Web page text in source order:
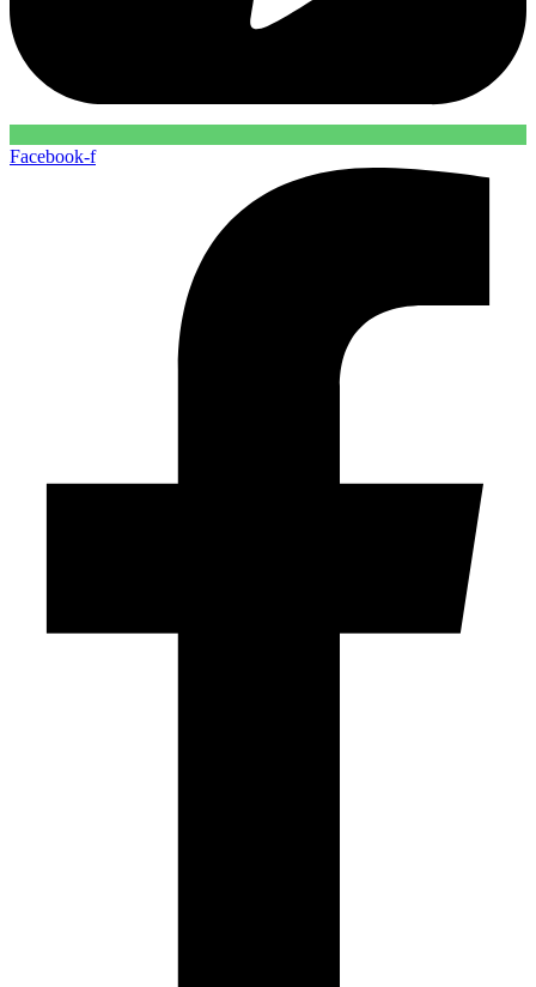
Facebook-f